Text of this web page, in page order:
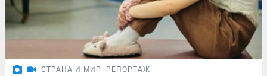
СТРАНА И МИР РЕПОРТАЖ